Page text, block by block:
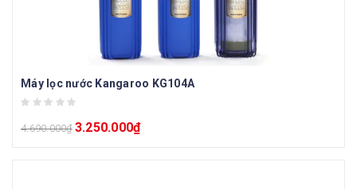
Máy lọc nước Kangaroo KG104A
4.690.000₫ 3.250.000₫